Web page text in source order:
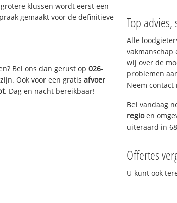
klussen wordt eerst een
gemaakt voor de definitieve
Bel ons dan gerust op026-
Ook voor een gratisafvoer
. Dag en nacht bereikbaar!
Top
Alle
vakmanschap
wij over de
problemen
Neem contact
Bel vandaag
regioen
uiteraard in
Offertes
U kunt ook